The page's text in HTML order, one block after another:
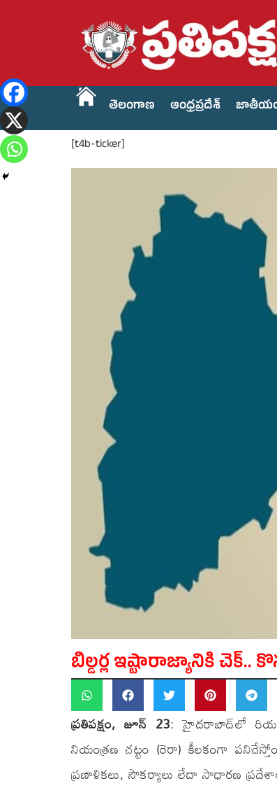
తెలంగాణ ఆంధ్రప్రదేశ్
[t4b-ticker]
బిల్డర్ల ఇష్టారాజ్యానికి చెక్..
ప్రతిపక్షం, జూన్ 23: హైదరాబాద్‌లో రియల్
నియంత్రణ చట్టం (రెరా) కీలకంగా
ప్రణాళికలు, సౌకర్యాలు లేదా సాధారణ